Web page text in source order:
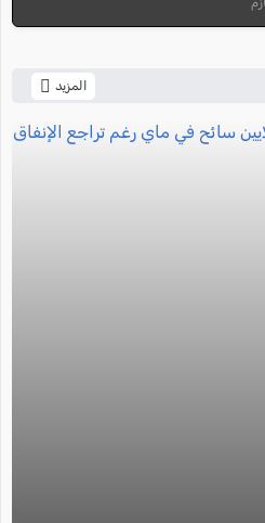
المزيد